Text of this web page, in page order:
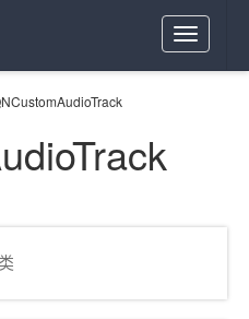
Toggle
navigation